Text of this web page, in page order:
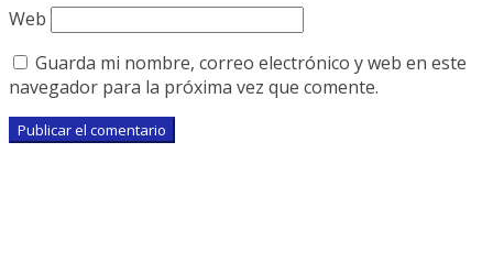
Web
Guarda mi nombre, correo electrónico y web en este
navegador para la próxima vez que comente.